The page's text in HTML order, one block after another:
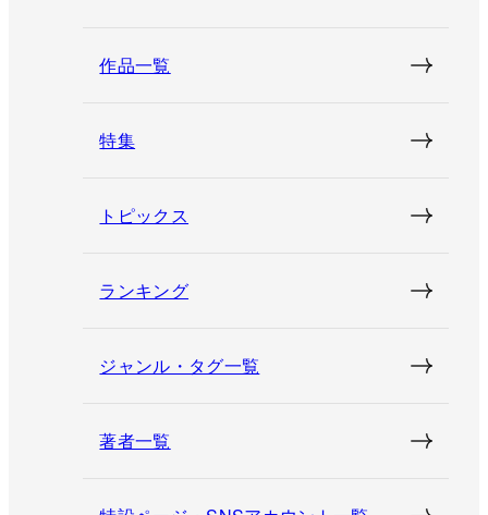
作品一覧
特集
トピックス
ランキング
ジャンル・タグ一覧
著者一覧